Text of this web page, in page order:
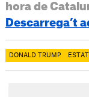
hora de
Descarrega’t
DONALD TRUMP